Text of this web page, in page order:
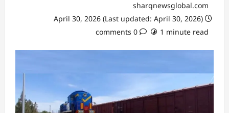
sharqnewsglobal.com
1 minute read
0 comments